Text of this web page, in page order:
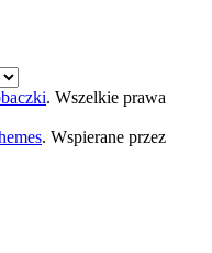
. Wszelkie prawa
. Wspierane przez